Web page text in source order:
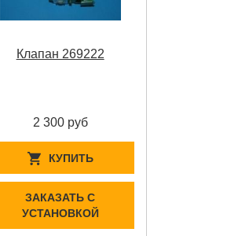
Клапан 269222
2 300 руб
КУПИТЬ
ЗАКАЗАТЬ С
УСТАНОВКОЙ